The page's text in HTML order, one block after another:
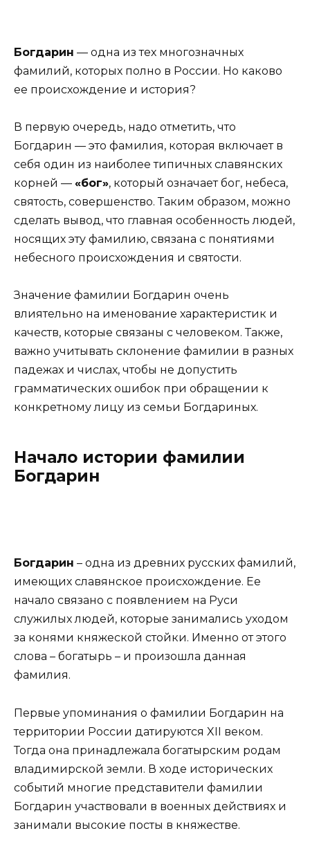
Богдарин — одна из тех многозначных
фамилий, которых полно в России. Но каково
ее происхождение и история?
В первую очередь, надо отметить, что
Богдарин — это фамилия, которая включает в
себя один из наиболее типичных славянских
корней — «бог», который означает бог, небеса,
святость, совершенство. Таким образом, можно
сделать вывод, что главная особенность людей,
носящих эту фамилию, связана с понятиями
небесного происхождения и святости.
Значение фамилии Богдарин очень
влиятельно на именование характеристик и
качеств, которые связаны с человеком. Также,
важно учитывать склонение фамилии в разных
падежах и числах, чтобы не допустить
грамматических ошибок при обращении к
конкретному лицу из семьи Богдариных.
Начало истории фамилии
Богдарин
Богдарин – одна из древних русских фамилий,
имеющих славянское происхождение. Ее
начало связано с появлением на Руси
служилых людей, которые занимались уходом
за конями княжеской стойки. Именно от этого
слова – богатырь – и произошла данная
фамилия.
Первые упоминания о фамилии Богдарин на
территории России датируются XII веком.
Тогда она принадлежала богатырским родам
владимирской земли. В ходе исторических
событий многие представители фамилии
Богдарин участвовали в военных действиях и
занимали высокие посты в княжестве.